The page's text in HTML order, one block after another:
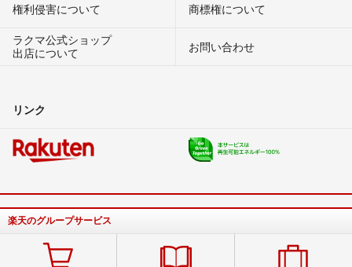
権利侵害について
商標権について
ラクマ公式ショップ
出店について
お問い合わせ
リンク
楽天のグループサービス